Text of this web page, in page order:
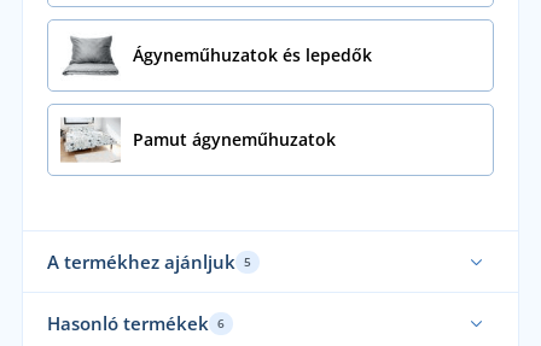
Ágyneműhuzatok és lepedők
Pamut ágyneműhuzatok
A termékhez ajánljuk 5
Mi használjuk
Hasonló termékek 6